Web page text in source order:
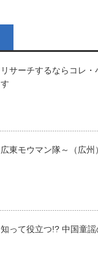
リサーチするならコレ
す
広東モウマン隊～（広州
知って役立つ!? 中国童謡